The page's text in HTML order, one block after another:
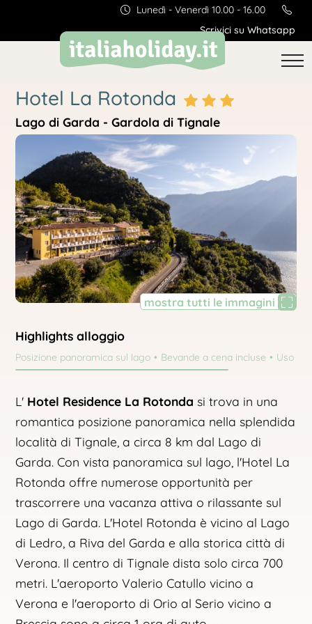
Lunedì - Venerdì 10.00 - 16.00
Scrivici su Whatsapp
Hotel La Rotonda
Lago di Garda - Gardola di Tignale
mostra tutti le immagini
Highlights alloggio
Posizione panoramica sul lago Bevande a cena incluse Uso
L' Hotel Residence La Rotonda si trova in una
romantica posizione panoramica nella splendida
località di Tignale, a circa 8 km dal Lago di
Garda. Con vista panoramica sul lago, l'Hotel La
Rotonda offre numerose opportunità per
trascorrere una vacanza attiva o rilassante sul
Lago di Garda. L'Hotel Rotonda è vicino al Lago
di Ledro, a Riva del Garda e alla storica città di
Verona. Il centro di Tignale dista solo circa 700
metri. L'aeroporto Valerio Catullo vicino a
Verona e l'aeroporto di Orio al Serio vicino a